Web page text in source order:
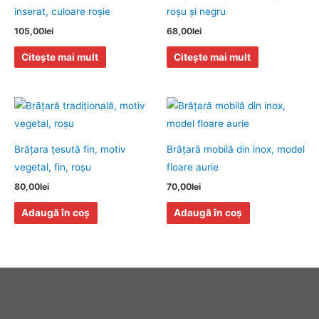
inserat, culoare roșie
105,00lei
Citește mai mult
roşu şi negru
68,00lei
Citește mai mult
Brăţara ţesută fin, motiv
vegetal, fin, roşu
80,00lei
Adaugă în coș
Brăţară mobilă din inox, model
floare aurie
70,00lei
Adaugă în coș